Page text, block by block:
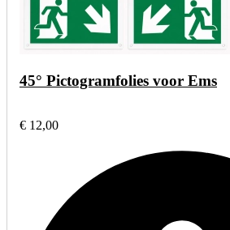
45° Pictogramfolies voor Ems
€ 12,00